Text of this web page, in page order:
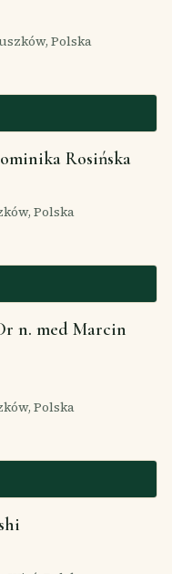
Polska
Rosińska
Polska
n. med Marcin
Polska